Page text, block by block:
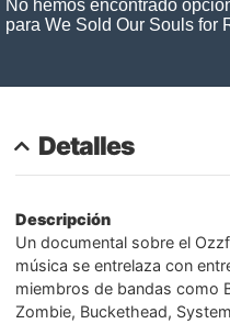
Detalles
Descripción
Un documental sobre el
música se entrelaza con
miembros de bandas como
Zombie, Buckethead,